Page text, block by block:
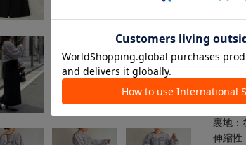
洗濯
クリ
タン
アイロ
【ブラ
裏地：
伸縮性